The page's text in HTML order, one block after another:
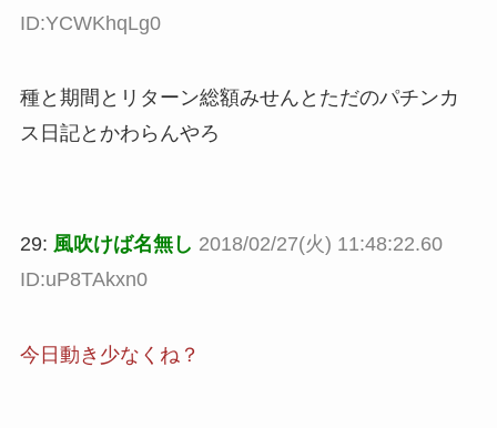
ID:YCWKhqLg0
種と期間とリターン総額みせんとただのパチンカ
ス日記とかわらんやろ
29: 風吹けば名無し 2018/02/27(火) 11:48:22.60
ID:uP8TAkxn0
今日動き少なくね？